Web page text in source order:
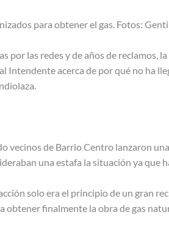
para obtener el gas. Fotos:
por las redes y de años de reclamos,
Intendente acerca de por qué no ha
vecinos de Barrio Centro lanzaron
una estafa la situación ya que
solo era el principio de un gran
obtener finalmente la obra de gas